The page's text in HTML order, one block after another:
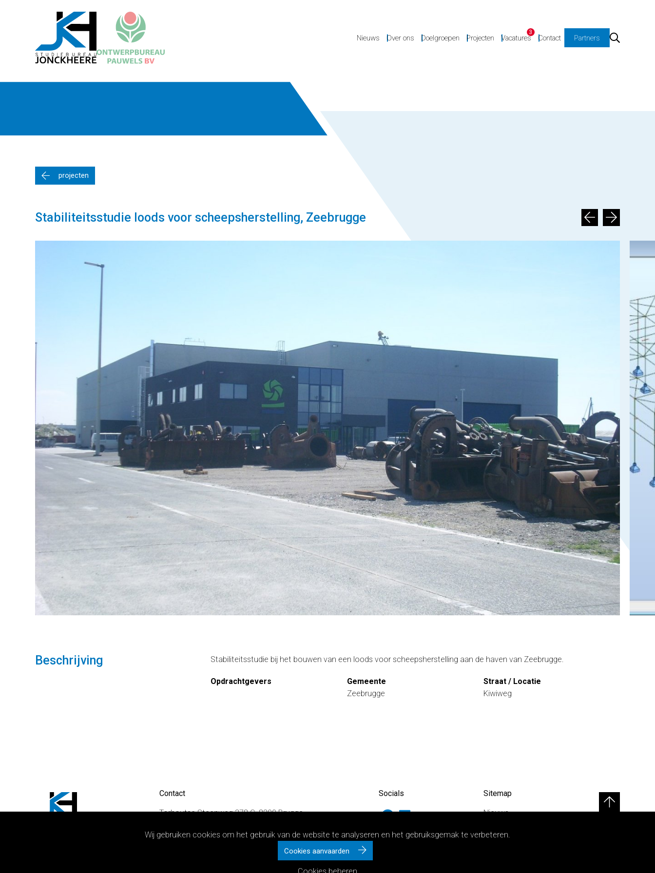
Wij gebruiken cookies om het gebruik van de website te analyseren en het gebruiksgemak te verbeteren.
Cookies aanvaarden
Nieuws Over ons Doelgroepen Projecten Vacatures
3
Contact Partners
projecten
Stabiliteitsstudie loods voor scheepsherstelling, Zeebrugge
Beschrijving Stabiliteitsstudie bij het bouwen van een loods voor scheepsherstelling aan de haven van Zeebrugge.
Opdrachtgevers
Gemeente
Zeebrugge
Straat / Locatie
Kiwiweg
Contact
Torhoutse Steenweg 378 C, 8200 Brugge
Vooruitzichtstraat 42, 3500 Hasselt
Socials Sitemap
Nieuws
Doelgroepen